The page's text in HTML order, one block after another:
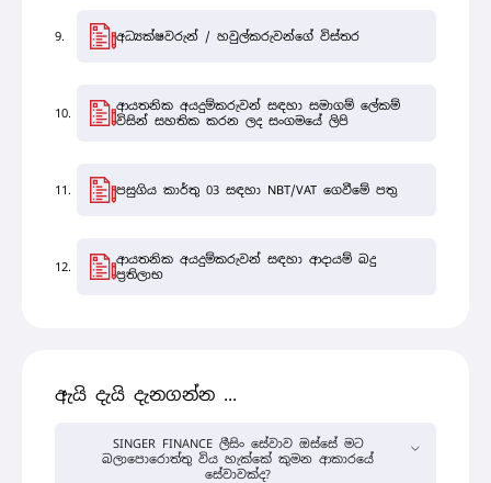
අධ්‍යක්ෂවරුන් / හවුල්කරුවන්ගේ විස්තර
ආයතනික අයදුම්කරුවන් සඳහා සමාගම් ලේකම්
විසින් සහතික කරන ලද සංගමයේ ලිපි
පසුගිය කාර්තු 03 සඳහා NBT/VAT ගෙවීමේ පත්‍ර
ආයතනික අයදුම්කරුවන් සඳහා ආදායම් බදු
ප්‍රතිලාභ
ඇයි දැයි දැනගන්න ...
SINGER FINANCE ලීසිං සේවාව ඔස්සේ මට
බලාපොරොත්තු විය හැක්කේ කුමන ආකාරයේ
සේවාවක්ද?